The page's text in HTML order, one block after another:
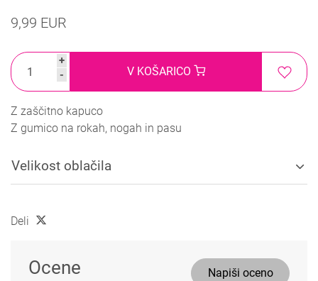
9,99 EUR
+
-
V KOŠARICO
Z zaščitno kapuco
Z gumico na rokah, nogah in pasu
Velikost oblačila
Deli
Ocene Napiši oceno